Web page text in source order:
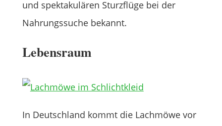
und spektakulären Sturzflüge bei der
Nahrungssuche bekannt.
Lebensraum
In Deutschland kommt die Lachmöwe vor